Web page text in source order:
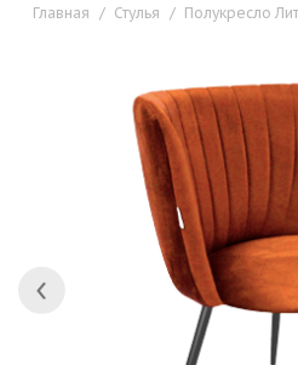
Главная / Стулья / Полукресло